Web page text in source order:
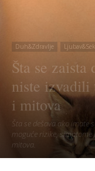
Duh&Zdravlje
Šta se zaista
niste izvadili
i mitova
Šta se dešava ako imate
moguće rizike,
mitova.